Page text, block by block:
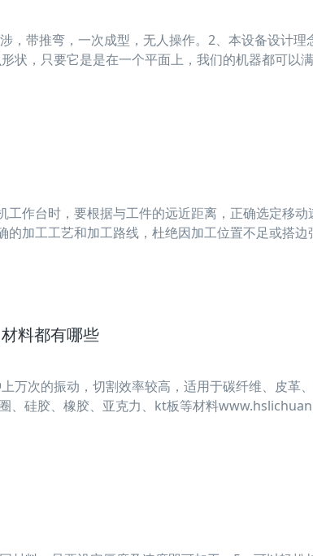
，带推弯，一次成型，无人操作。2、本设备设计理
状，只要它是是在一个平面上，我们的机器都可以
作台时，要根据与工件的远近距离，正确选定移
加工工艺和加工路线，杜绝因加工位置不足或搭
料都有哪些
万次的振动，切割效率较高，适用于碳纤维、皮革
、硅胶、橡胶、亚克力、kt板等材料